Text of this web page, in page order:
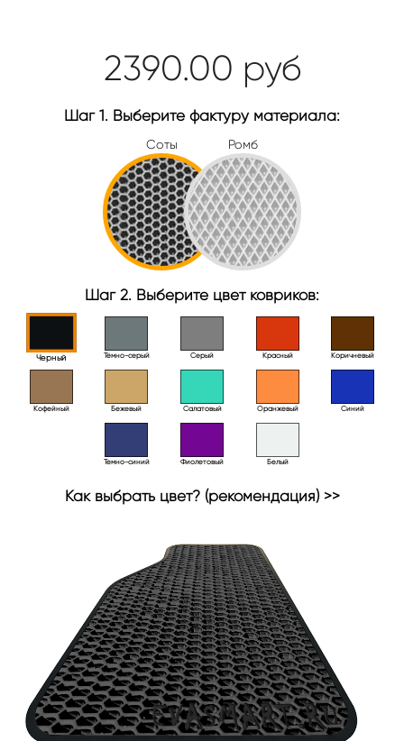
2390.00 руб
Шаг 1. Выберите фактуру материала:
Соты Ромб
Шаг 2. Выберите цвет ковриков:
Черный Тёмно-серый Серый Красный Коричневый
Кофейный Бежевый Салатовый Оранжевый Синий
Темно-синий Фиолетовый Белый
Как выбрать цвет? (рекомендация) >>